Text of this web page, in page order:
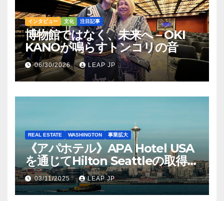
インタビュー 文化 注目記事
博物館ではなく、未来へ – OKI
KANOが鳴らすトンコリの音
06/30/2026 LEAP JP
REAL ESTATE WASHINGTON 事業拡大
《アパホテル》APA Hotel USA
を通じてHilton Seattleの取得を
完了
03/11/2025 LEAP JP